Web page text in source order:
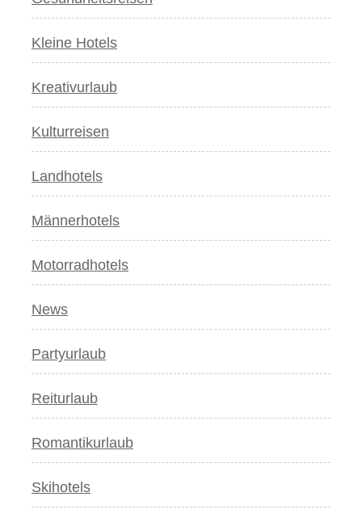
Kleine Hotels
Kreativurlaub
Kulturreisen
Landhotels
Männerhotels
Motorradhotels
News
Partyurlaub
Reiturlaub
Romantikurlaub
Skihotels